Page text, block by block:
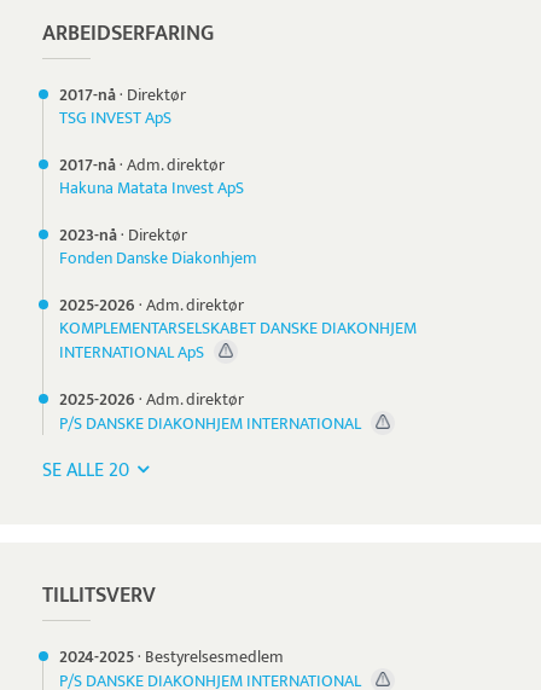
ARBEIDSERFARING
2017-nå· Direktør
TSG INVEST ApS
2017-nå·Adm. direktør
Hakuna Matata Invest ApS
2023-nå· Direktør
Fonden Danske Diakonhjem
2025-2026·Adm. direktør
KOMPLEMENTARSELSKABET DANSKE DIAKONHJEM
INTERNATIONAL ApS
2025-2026·Adm. direktør
P/S DANSKE DIAKONHJEM INTERNATIONAL
SE ALLE 20
TILLITSVERV
2024-2025· Bestyrelsesmedlem
P/S DANSKE DIAKONHJEM INTERNATIONAL